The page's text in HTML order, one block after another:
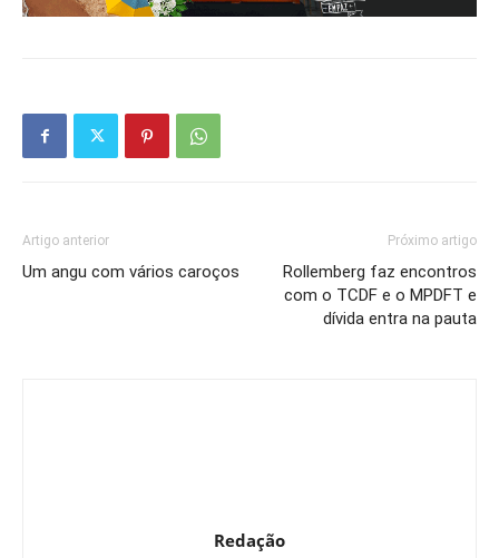
Artigo anterior
Um angu com vários caroços
Próximo artigo
Rollemberg faz encontros
com o TCDF e o MPDFT e
dívida entra na pauta
Redação